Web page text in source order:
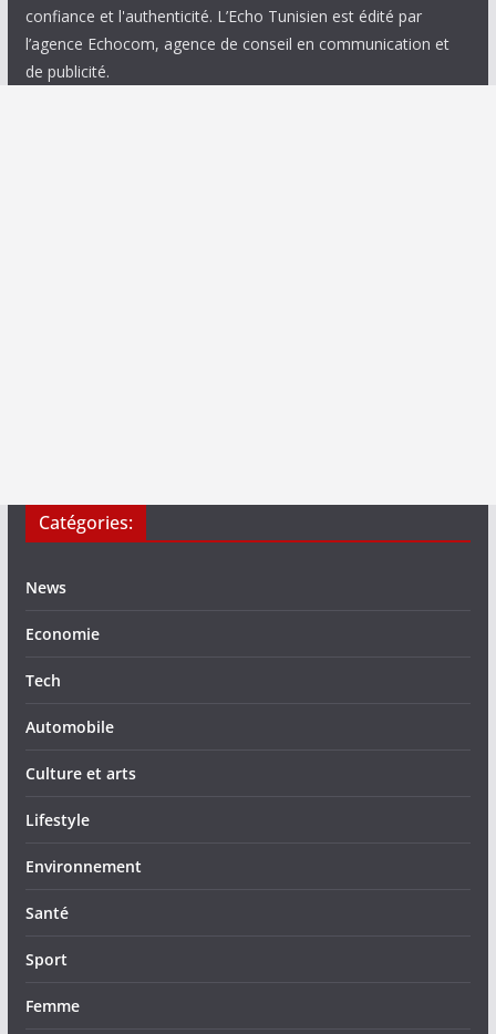
confiance et l'authenticité. L’Echo Tunisien est édité par
l’agence Echocom, agence de conseil en communication et
de publicité.
Catégories:
News
Economie
Tech
Automobile
Culture et arts
Lifestyle
Environnement
Santé
Sport
Femme